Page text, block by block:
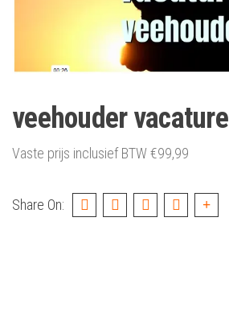
veehouder vacature
Vaste prijs inclusief BTW€99,99
Share On: